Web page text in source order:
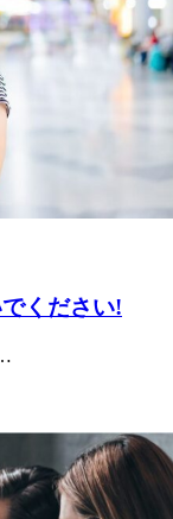
ください!